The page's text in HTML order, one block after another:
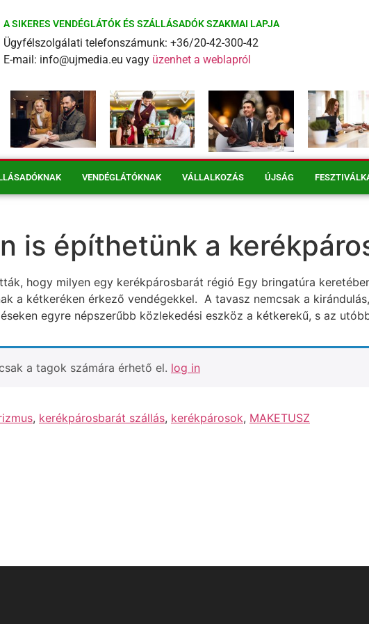
A SIKERES VENDÉGLÁTÓK ÉS SZÁLLÁSADÓK SZAKMAI LAPJA
Ügyfélszolgálati telefonszámunk: +36/20-42-300-42
E-mail: info@ujmedia.eu vagy üzenhet a weblapról
VENDÉGLÁTÓKNAK VÁLLALKOZÁS ÚJSÁG
is építhetünk a
hogy milyen egy kerékpárosbarát régió Egy bringatúra
a kétkeréken érkező vendégekkel. A tavasz nemcsak a
egyre népszerűbb közlekedési eszköz a kétkerekű, s az
a tagok számára érhető el. log in
, kerékpárosbarát szállás, kerékpárosok, MAKETUSZ